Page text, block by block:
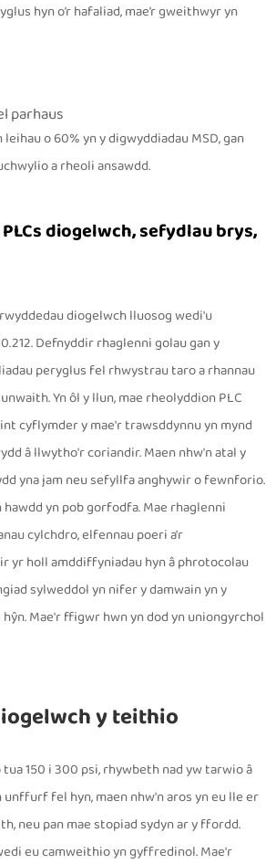
hyn o’r hafaliad, mae’r gweithwyr yn
parhaus
o 60% yn y digwyddiadau MSD, gan
a rheoli ansawdd.
diogelwch, sefydlau brys,
diogelwch lluosog wedi'u
Defnyddir rhaglenni golau gan y
peryglus fel rhwystrau taro a rhannau
Yn ôl y llun, mae rheolyddion PLC
cyflymder y mae'r trawsddynnu yn mynd
â llwytho'r coriandir. Maen nhw'n atal y
yna jam neu sefyllfa anghywir o fewnforio.
yn pob gorfodfa. Mae rhaglenni
cylchdro, elfennau poeri a'r
yr holl amddiffyniadau hyn â phrotocolau
sylweddol yn nifer y damwain yn y
Mae'r ffigwr hwn yn dod yn uniongyrchol
y teithio
150 i 300 psi, rhywbeth nad yw tarwio â
unffurf fel hyn, maen nhw'n aros yn eu lle er
neu pan mae stopiad sydyn ar y ffordd.
eu camweithio yn gyffredinol. Mae'r